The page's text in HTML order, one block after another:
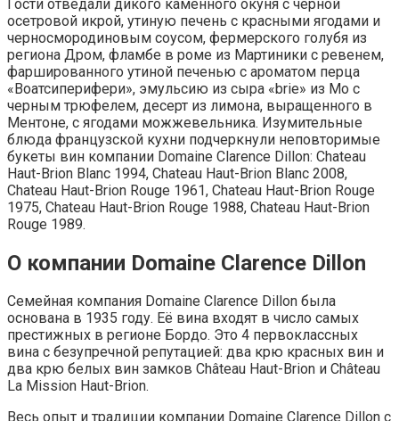
Гости отведали дикого каменного окуня с черной
осетровой икрой, утиную печень с красными ягодами и
черносмородиновым соусом, фермерского голубя из
региона Дром, фламбе в роме из Мартиники с ревенем,
фаршированного утиной печенью с ароматом перца
«Воатсиперифери», эмульсию из сыра «brie» из Мо с
черным трюфелем, десерт из лимона, выращенного в
Ментоне, с ягодами можжевельника. Изумительные
блюда французской кухни подчеркнули неповторимые
букеты вин компании Domaine Clarence Dillon: Chateau
Haut-Brion Blanc 1994, Chateau Haut-Brion Blanc 2008,
Chateau Haut-Brion Rouge 1961, Chateau Haut-Brion Rouge
1975, Chateau Haut-Brion Rouge 1988, Chateau Haut-Brion
Rouge 1989.
О компании Domaine Clarence Dillon
Семейная компания Domaine Clarence Dillon была
основана в 1935 году. Её вина входят в число самых
престижных в регионе Бордо. Это 4 первоклассных
вина с безупречной репутацией: два крю красных вин и
два крю белых вин замков Château Haut-Brion и Château
La Mission Haut-Brion.
Весь опыт и традиции компании Domaine Clarence Dillon с